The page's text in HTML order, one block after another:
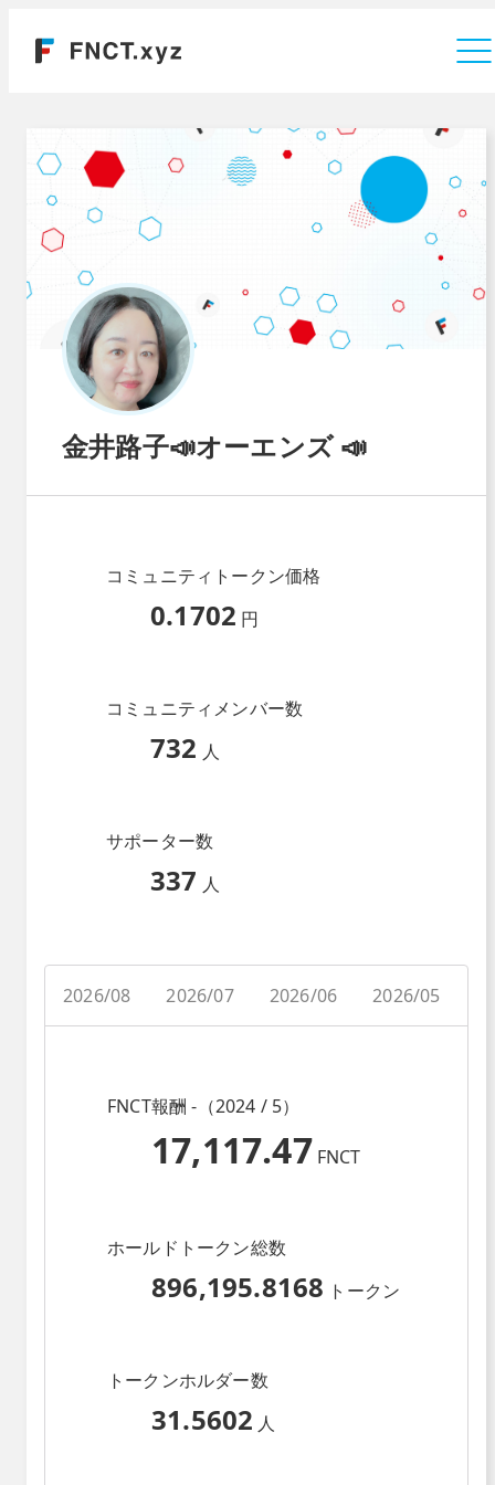
金井路子📣オーエンズ 📣
コミュニティトークン価格
0.1702 円
コミュニティメンバー数
732 人
サポーター数
337 人
2026/08 2026/07 2026/06 2026/05
FNCT報酬 -（2024 / 5）
17,117.47 FNCT
ホールドトークン総数
896,195.8168 トークン
トークンホルダー数
31.5602 人